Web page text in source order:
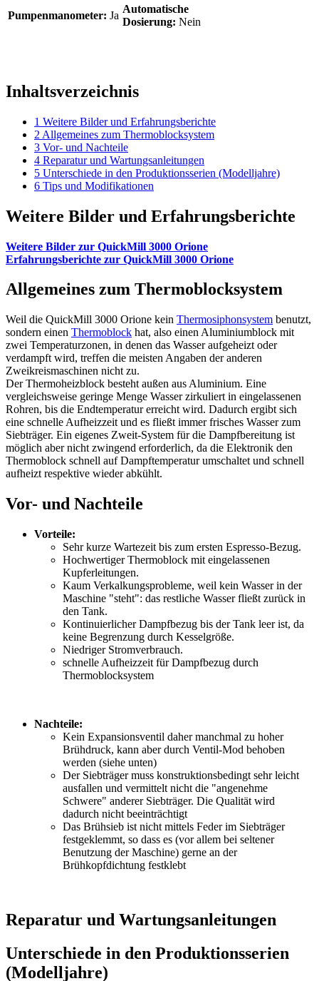
Pumpenmanometer: Ja
Automatische
Dosierung: Nein
Inhaltsverzeichnis
1 Weitere Bilder und Erfahrungsberichte
2 Allgemeines zum Thermoblocksystem
3 Vor- und Nachteile
4 Reparatur und Wartungsanleitungen
5 Unterschiede in den Produktionsserien (Modelljahre)
6 Tips und Modifikationen
Weitere Bilder und Erfahrungsberichte
Weitere Bilder zur QuickMill 3000 Orione
Erfahrungsberichte zur QuickMill 3000 Orione
Allgemeines zum Thermoblocksystem
Weil die QuickMill 3000 Orione kein Thermosiphonsystem benutzt,
sondern einen Thermoblock hat, also einen Aluminiumblock mit
zwei Temperaturzonen, in denen das Wasser aufgeheizt oder
verdampft wird, treffen die meisten Angaben der anderen
Zweikreismaschinen nicht zu.
Der Thermoheizblock besteht außen aus Aluminium. Eine
vergleichsweise geringe Menge Wasser zirkuliert in eingelassenen
Rohren, bis die Endtemperatur erreicht wird. Dadurch ergibt sich
eine schnelle Aufheizzeit und es fließt immer frisches Wasser zum
Siebträger. Ein eigenes Zweit-System für die Dampfbereitung ist
möglich aber nicht zwingend erforderlich, da die Elektronik den
Thermoblock schnell auf Dampftemperatur umschaltet und schnell
aufheizt respektive wieder abkühlt.
Vor- und Nachteile
Vorteile:
Sehr kurze Wartezeit bis zum ersten Espresso-Bezug.
Hochwertiger Thermoblock mit eingelassenen
Kupferleitungen.
Kaum Verkalkungsprobleme, weil kein Wasser in der
Maschine "steht": das restliche Wasser fließt zurück in
den Tank.
Kontinuierlicher Dampfbezug bis der Tank leer ist, da
keine Begrenzung durch Kesselgröße.
Niedriger Stromverbrauch.
schnelle Aufheizzeit für Dampfbezug durch
Thermoblocksystem
Nachteile:
Kein Expansionsventil daher manchmal zu hoher
Brühdruck, kann aber durch Ventil-Mod behoben
werden (siehe unten)
Der Siebträger muss konstruktionsbedingt sehr leicht
ausfallen und vermittelt nicht die "angenehme
Schwere" anderer Siebträger. Die Qualität wird
dadurch nicht beeinträchtigt
Das Brühsieb ist nicht mittels Feder im Siebträger
festgeklemmt, so dass es (vor allem bei seltener
Benutzung der Maschine) gerne an der
Brühkopfdichtung festklebt
Reparatur und Wartungsanleitungen
Unterschiede in den Produktionsserien
(Modelljahre)